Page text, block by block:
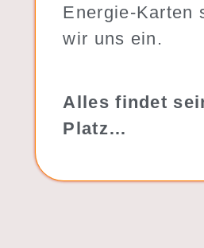
Energie-Karten
wir uns ein.
Alles findet
Platz…